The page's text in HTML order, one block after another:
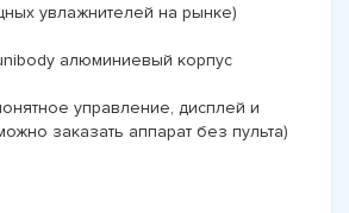
увлажнителей на рынке)
алюминиевый корпус
управление, дисплей и
заказать аппарат без пульта)